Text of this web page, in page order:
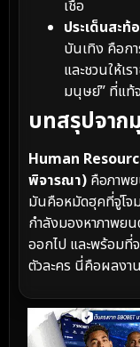
เชื่อ
ประเด็นสะ
บันเทิง คือก
และชวนให้เ
มนุษย์” ที่แท้
บทสรุปจาก
Human
พิจารณา) คือภาพ
มันคือหมัดฮุคที่จู่โจ
กำลังมองหาภาพย
ออกไป และพร้อมที่
ตัวละคร นี่คือผลง